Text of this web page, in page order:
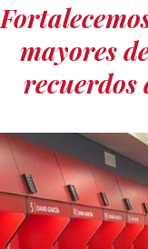
mayores
recuerdos